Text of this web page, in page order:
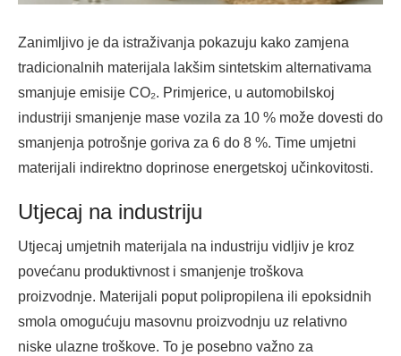
Zanimljivo je da istraživanja pokazuju kako zamjena
tradicionalnih materijala lakšim sintetskim alternativama
smanjuje emisije CO₂. Primjerice, u automobilskoj
industriji smanjenje mase vozila za 10 % može dovesti do
smanjenja potrošnje goriva za 6 do 8 %. Time umjetni
materijali indirektno doprinose energetskoj učinkovitosti.
Utjecaj na industriju
Utjecaj umjetnih materijala na industriju vidljiv je kroz
povećanu produktivnost i smanjenje troškova
proizvodnje. Materijali poput polipropilena ili epoksidnih
smola omogućuju masovnu proizvodnju uz relativno
niske ulazne troškove. To je posebno važno za